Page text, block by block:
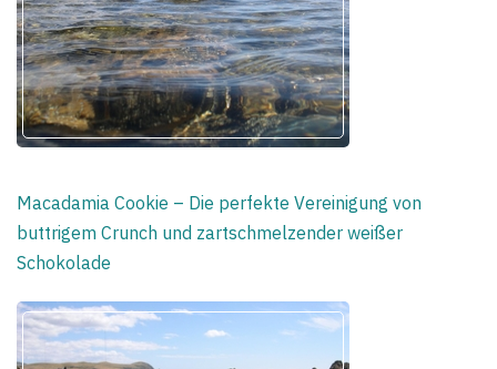
Macadamia Cookie – Die perfekte Vereinigung von
buttrigem Crunch und zartschmelzender weißer
Schokolade